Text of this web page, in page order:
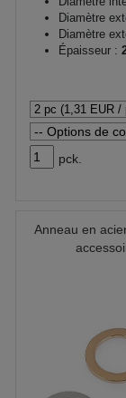
Diamètre
Diamètre
Épaisseur :
pck.
Anneau en